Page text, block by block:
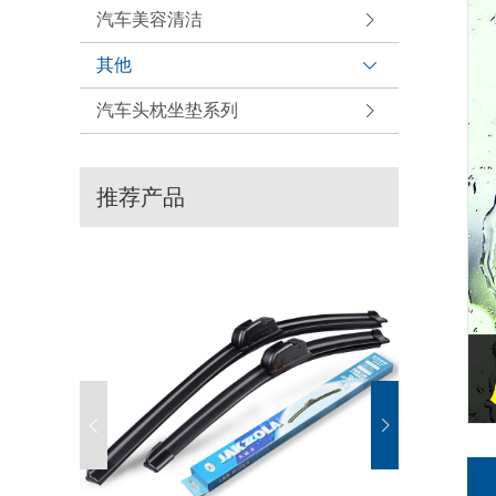
汽车美容清洁
其他
汽车头枕坐垫系列
推荐产品
 